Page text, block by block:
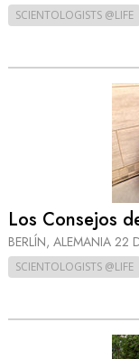
SCIENTOLOGISTS @LIFE
Los Consejos
BERLÍN, ALEMANIA 22
SCIENTOLOGISTS @LIFE